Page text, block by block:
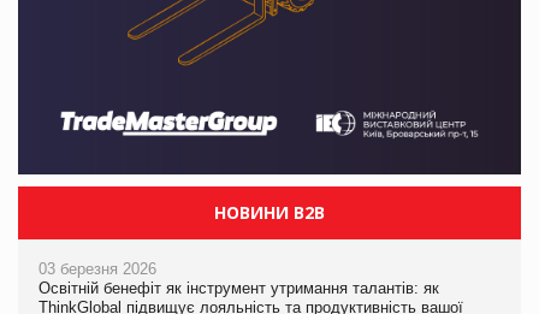
НОВИНИ B2B
03 березня 2026
Освітній бенефіт як інструмент утримання талантів: як
ThinkGlobal підвищує лояльність та продуктивність вашої